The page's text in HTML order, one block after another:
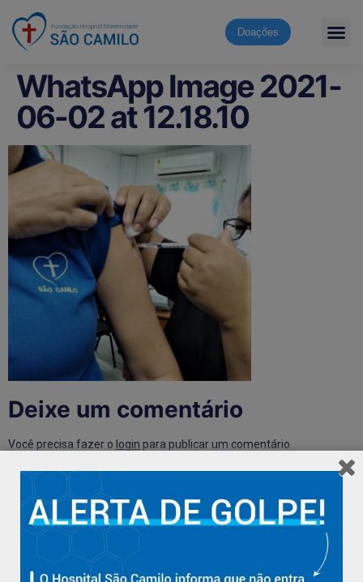
Doações
WhatsApp Image 2021-
06-02 at 12.18.10
Deixe um comentário
Você precisa fazer o login para publicar um comentário.
Hospital São Camilo – há mais de 50 anos cuidando da saúde